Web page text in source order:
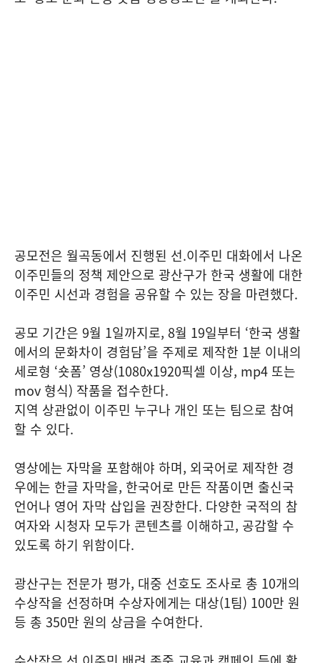
공모전은 월곡동에서 진행된 선.이주민 대화에서 나온
이주민들의 정책 제안으로 광산구가 한국 생활에 대한
이주민 시선과 경험을 공유할 수 있는 장을 마련했다.
공모 기간은 9월 1일까지로, 8월 19일부터 ‘한국 생활
에서의 문화차이 경험담’을 주제로 제작한 1분 이내의
세로형 ‘숏폼’ 영상(1080x1920픽셀 이상, mp4 또는
mov 형식) 작품을 접수한다.
지역 상관없이 이주민 누구나 개인 또는 팀으로 참여
할 수 있다.
영상에는 자막을 포함해야 하며, 외국어로 제작한 경
우에는 한글 자막을, 한국어로 만든 작품이면 출신국
언어나 영어 자막 삽입을 권장한다. 다양한 국적의 참
여자와 시청자 모두가 콘텐츠를 이해하고, 공감할 수
있도록 하기 위함이다.
광산구는 전문가 평가, 대중 선호도 조사로 총 10개의
수상작을 선정하며 수상자에게는 대상(1팀) 100만 원
등 총 350만 원의 상금을 수여한다.